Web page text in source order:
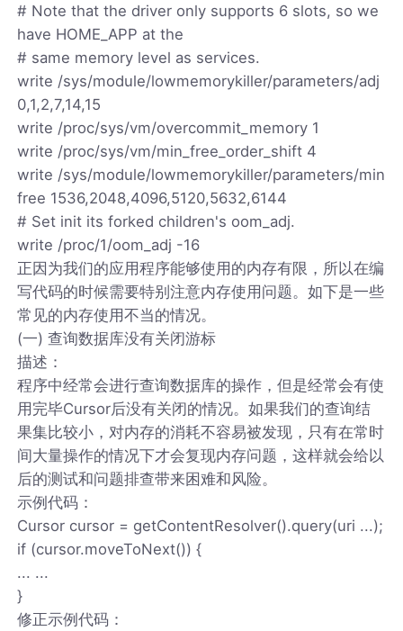
# Note that the driver only supports 6 slots, so we
have HOME_APP at the
# same memory level as services.
write /sys/module/lowmemorykiller/parameters/adj
0,1,2,7,14,15
write /proc/sys/vm/overcommit_memory 1
write /proc/sys/vm/min_free_order_shift 4
write /sys/module/lowmemorykiller/parameters/min
free 1536,2048,4096,5120,5632,6144
# Set init its forked children's oom_adj.
write /proc/1/oom_adj -16
正因为我们的应用程序能够使用的内存有限，所以在编
写代码的时候需要特别注意内存使用问题。如下是一些
常见的内存使用不当的情况。
(一) 查询数据库没有关闭游标
描述：
程序中经常会进行查询数据库的操作，但是经常会有使
用完毕Cursor后没有关闭的情况。如果我们的查询结
果集比较小，对内存的消耗不容易被发现，只有在常时
间大量操作的情况下才会复现内存问题，这样就会给以
后的测试和问题排查带来困难和风险。
示例代码：
Cursor cursor = getContentResolver().query(uri ...);
if (cursor.moveToNext()) {
... ...
}
修正示例代码：